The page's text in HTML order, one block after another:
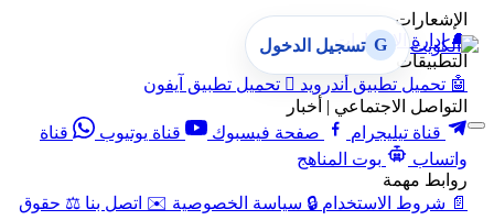
الإشعارات
🔔 إدارة الإشعارات
التطبيقات
🤖 تحميل تطبيق أندرويد  تحميل تطبيق آيفون
التواصل الاجتماعي | أخبار
قناة تيليجرام
صفحة فيسبوك قناة يوتيوب
قناة
واتساب
بوت المناهج
روابط مهمة
📄 شروط الاستخدام 🔒 سياسة الخصوصية ✉️ اتصل بنا ⚖️ حقوق
G تسجيل الدخول